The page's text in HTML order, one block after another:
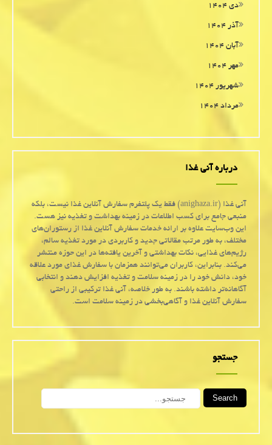
دی ۱۴۰۴
آذر ۱۴۰۴
آبان ۱۴۰۴
مهر ۱۴۰۴
شهریور ۱۴۰۴
مرداد ۱۴۰۴
درباره آنی غذا
آنی غذا (anighaza.ir) فقط یک پلتفرم سفارش آنلاین غذا نیست، بلکه
منبعی جامع برای کسب اطلاعات در زمینه بهداشت و تغذیه نیز هست.
این وب‌سایت علاوه بر ارائه خدمات سفارش آنلاین غذا از رستوران‌های
مختلف، به طور مرتب مقالاتی جدید و کاربردی در مورد تغذیه سالم،
رژیم‌های غذایی، نکات بهداشتی و آخرین یافته‌ها در این حوزه منتشر
می‌کند. بنابراین، کاربران می‌توانند همزمان با سفارش غذای مورد علاقه
خود، دانش خود را در زمینه سلامت و تغذیه افزایش دهند و انتخابی
آگاهانه‌تر داشته باشند. به طور خلاصه، آنی غذا ترکیبی از راحتی
سفارش آنلاین غذا و آگاهی‌بخشی در زمینه سلامت است.
جستجو
Search